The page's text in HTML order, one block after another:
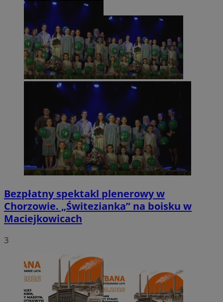
Bezpłatny spektakl plenerowy w
Chorzowie. „Świtezianka” na boisku w
Maciejkowicach
3